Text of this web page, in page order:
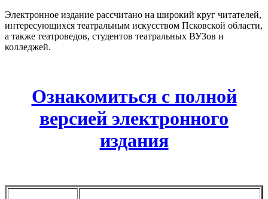
Электронное издание рассчитано на широкий круг читателей,
интересующихся театральным искусством Псковской области,
а также театроведов, студентов театральных ВУЗов и
колледжей.
Ознакомиться с полной
версией электронного
издания